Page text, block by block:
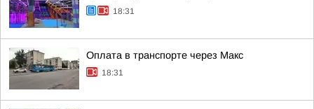
18:31
Оплата в транспорте через Макс
18:31